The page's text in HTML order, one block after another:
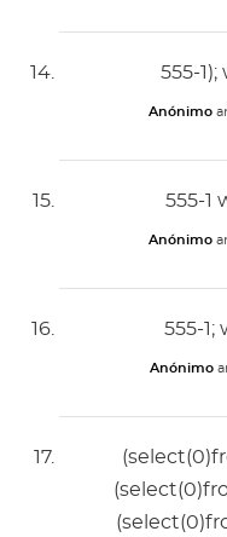
555-
Anónimo
555-1
Anónimo
555-1;
Anónimo